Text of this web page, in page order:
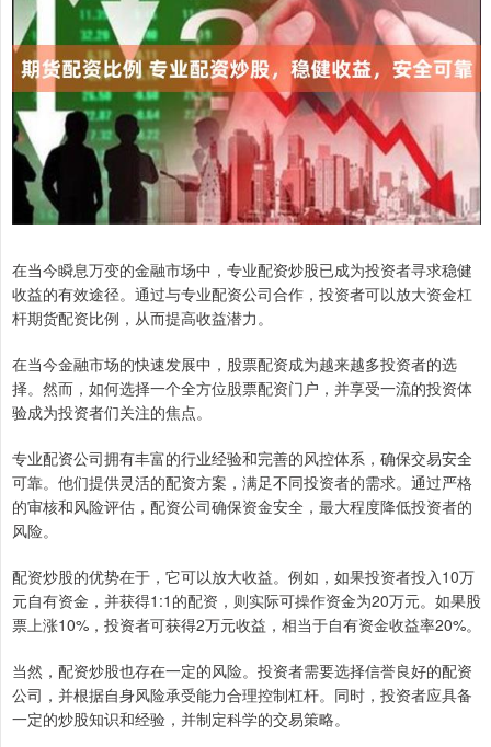
在当今瞬息万变的金融市场中，专业配资炒股已成为投资者寻求稳健
收益的有效途径。通过与专业配资公司合作，投资者可以放大资金杠
杆期货配资比例，从而提高收益潜力。
在当今金融市场的快速发展中，股票配资成为越来越多投资者的选
择。然而，如何选择一个全方位股票配资门户，并享受一流的投资体
验成为投资者们关注的焦点。
专业配资公司拥有丰富的行业经验和完善的风控体系，确保交易安全
可靠。他们提供灵活的配资方案，满足不同投资者的需求。通过严格
的审核和风险评估，配资公司确保资金安全，最大程度降低投资者的
风险。
配资炒股的优势在于，它可以放大收益。例如，如果投资者投入10万
元自有资金，并获得1:1的配资，则实际可操作资金为20万元。如果股
票上涨10%，投资者可获得2万元收益，相当于自有资金收益率20%。
当然，配资炒股也存在一定的风险。投资者需要选择信誉良好的配资
公司，并根据自身风险承受能力合理控制杠杆。同时，投资者应具备
一定的炒股知识和经验，并制定科学的交易策略。